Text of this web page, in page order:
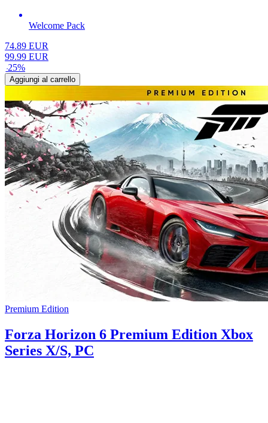
Welcome Pack
74.89 EUR
99.99 EUR
-25%
Aggiungi al carrello
Premium Edition
Forza Horizon 6 Premium Edition Xbox
Series X/S, PC